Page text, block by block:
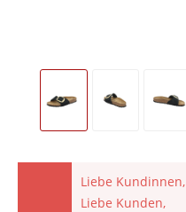
Liebe Kundinnen,
Liebe Kunden,